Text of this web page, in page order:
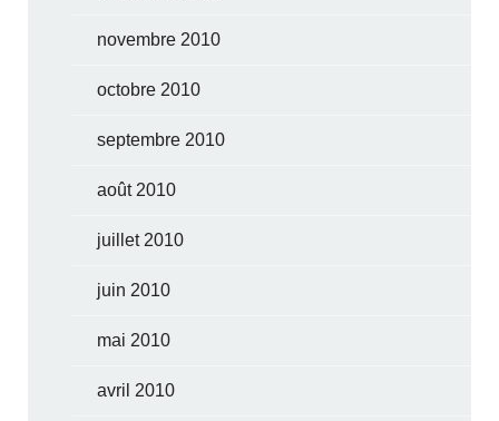
novembre 2010
octobre 2010
septembre 2010
août 2010
juillet 2010
juin 2010
mai 2010
avril 2010